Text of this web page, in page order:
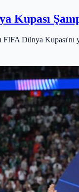
Kupası
Dünya Kupası'nı